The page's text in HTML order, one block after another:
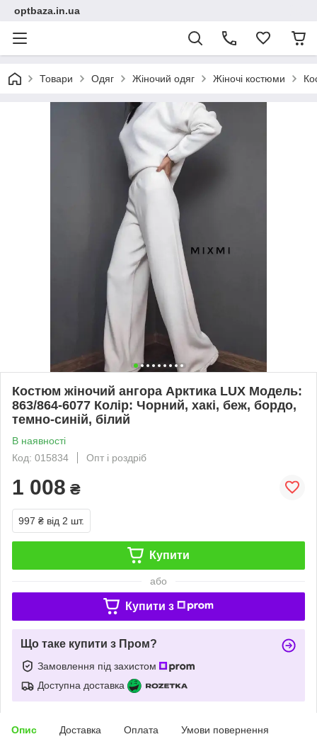
optbaza.in.ua
Товари Одяг Жіночий одяг Жіночі костюми
Костюм жіночий ангора Арктика LUX Модель:
863/864-6077 Колір: Чорний, хакі, беж, бордо,
темно-синій, білий
В наявності
Код: 015834
Опт і роздріб
1 008 ₴
997 ₴ від 2 шт.
Купити
або
Купити з
Що таке купити з Пром?
Замовлення під захистом
Доступна доставка
Опис Доставка Оплата Умови повернення